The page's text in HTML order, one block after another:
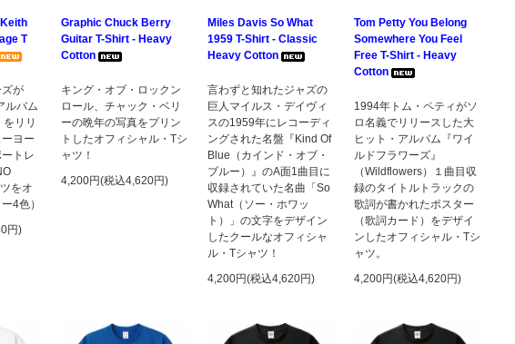
Keith
T
が
ルバム
をリリ
ヨー
トレ
をオ
4色）
円)
Graphic Chuck Berry
Guitar T-Shirt - Heavy
Cotton
キング・オブ・ロックン
ロール、チャック・ベリ
ーの晩年の写真をプリン
トしたオフィシャル・Tシ
ャツ！
4,200円(税込4,620円)
Miles Davis So What
1959 T-Shirt - Classic
Heavy Cotton
言わずと知れたジャズの
巨人マイルス・デイヴィ
スの1959年にレコーディ
ングされた名盤『Kind Of
Blue（カインド・オブ・
ブルー）』のA面1曲目に
収録されていた名曲「So
What（ソー・ホワッ
ト）」の文字をデザイン
したクールなオフィシャ
ル・Tシャツ！
4,200円(税込4,620円)
Tom Petty You Belong
Somewhere You Feel
Free T-Shirt - Heavy
Cotton
1994年トム・ペティがソ
ロ名義でリリースした大
ヒット・アルバム『ワイ
ルドフラワーズ』
（Wildflowers）１曲目収
録のタイトルトラックの
歌詞が書かれたポスター
（歌詞カード）をデザイ
ンしたオフィシャル・Tシ
ャツ。
4,200円(税込4,620円)